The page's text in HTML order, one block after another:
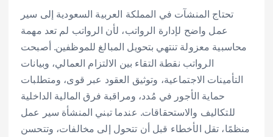
تحتاج المنشآت في المملكة العربية السعودية إلى سير
عمل واضح لإدارة الرواتب، لأن الرواتب لم تعد مهمة
محاسبية معزولة تنتهي بتحويل المبالغ للموظفين. أصبحت
الرواتب نقطة التقاء بين الالتزام العمالي، وبيانات
التأمينات الاجتماعية، وتوثيق العقود عبر قوى، ومتطلبات
حماية الأجور في مُدد، ومراقبة فرق المالية الداخلية
للتكاليف والاستحقاقات. عندما تبني المنشأة سير عمل
منظمًا، تقل الأخطاء قبل أن تتحول إلى مخالفات، وتتحسن